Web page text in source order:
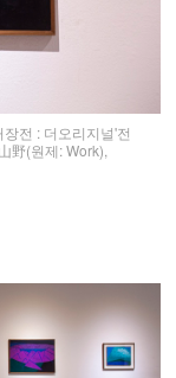
전 : 더오리지널'전
野(원제: Work),